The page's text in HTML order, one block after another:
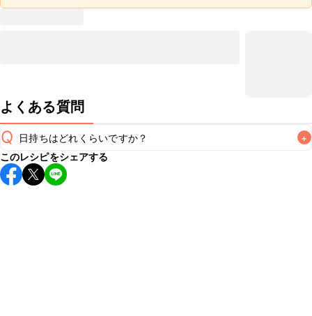
よくある質問
Q 日持ちはどれくらいですか？ +
保存期間は冷蔵で翌日中が目安です。なるべくお早めにお召
し上がりください。
このレシピをシェアする